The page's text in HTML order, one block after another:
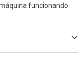
funcionando